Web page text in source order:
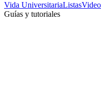
Vida UniversitariaListas
Guías y tutoriales